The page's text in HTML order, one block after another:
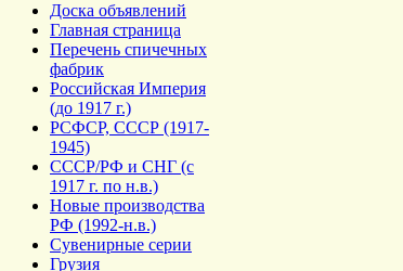
Доска объявлений
Главная страница
Перечень спичечных
фабрик
Российская Империя
(до 1917 г.)
РСФСР, СССР (1917-
1945)
СССР/РФ и СНГ (с
1917 г. по н.в.)
Новые производства
РФ (1992-н.в.)
Сувенирные серии
Грузия